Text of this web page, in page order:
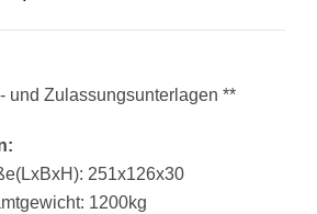
€1.695,00 €.
und Zulassungsunterlagen **
251x126x30
1200kg